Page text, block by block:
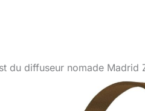
du diffuseur nomade Madrid